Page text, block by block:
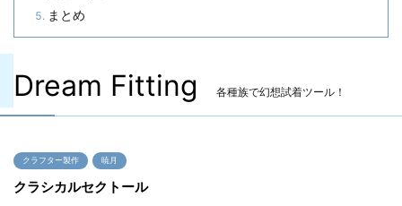
まとめ
Dream Fitting 各種族で幻想試着ツール！
クラフター製作 暁月
クラシカルセクトール